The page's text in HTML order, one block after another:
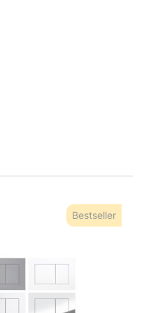
Bestseller